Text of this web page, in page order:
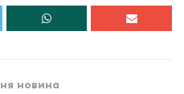
новина